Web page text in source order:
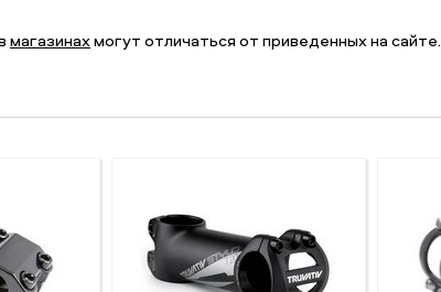
магазинахмогут отличаться от приведенных на сайте.